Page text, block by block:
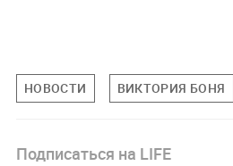
НОВОСТИ ВИКТОРИЯ БОНЯ
Подписаться на LIFE